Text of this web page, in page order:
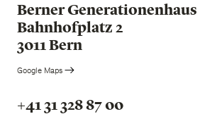
Berner Generationenhaus
Bahnhofplatz 2
3011 Bern
Google Maps
+41 31 328 87 00